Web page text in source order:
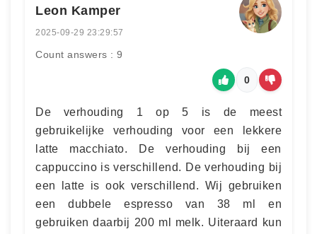
Leon Kamper
2025-09-29 23:29:57
Count answers : 9
0
De verhouding 1 op 5 is de meest
gebruikelijke verhouding voor een lekkere
latte macchiato. De verhouding bij een
cappuccino is verschillend. De verhouding bij
een latte is ook verschillend. Wij gebruiken
een dubbele espresso van 38 ml en
gebruiken daarbij 200 ml melk. Uiteraard kun